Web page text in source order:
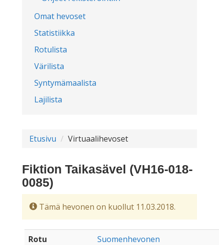
Omat hevoset
Statistiikka
Rotulista
Värilista
Syntymämaalista
Lajilista
Etusivu Virtuaalihevoset
Fiktion Taikasävel (VH16-018-
0085)
Tämä hevonen on kuollut 11.03.2018.
Rotu
Suomenhevonen